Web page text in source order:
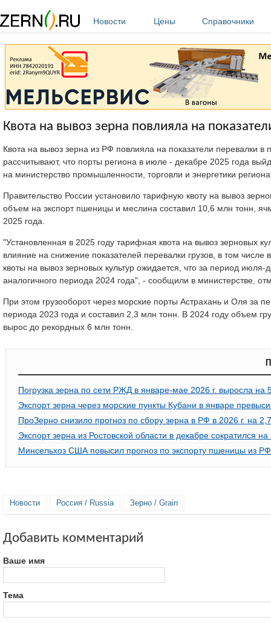
Новости
Цены Справочники
Квота на вывоз зерна повлияла на
Квота на вывоз зерна из РФ повлияла на показатели перевалки
рассчитывают, что порты региона в июле - декабре 2025 года
на министерство промышленности, торговли и энергетики
Правительство России установило тарифную квоту на вывоз
объем на экспорт пшеницы и меслина составил 10,6 млн тонн,
2025 года.
"Установленная в 2025 году тарифная квота на вывоз зерновых
влияние на снижение показателей перевалки грузов, в том
квоты на вывоз зерновых культур ожидается, что за период
аналогичного периода 2024 года", - сообщили в министерстве,
При этом грузооборот через морские порты Астрахань и Оля за
периода 2023 года и составил 2,3 млн тонн. В 2024 году объем
вырос до рекордных 6 млн тонн.
Погрузка зерна по сети РЖД в январе-мае 2026 г. выросла на
Экспорт зерна через морские пункты Кубани в январе
ПроЗерно снизило прогноз по сбору зерна в РФ в 2026 г. на
Экспорт зерна из Ростовской области в декабре сократился на
Минсельхоз США повысил прогноз по экспорту пшеницы из
Новости Россия / Russia Зерно / Grain
Добавить комментарий
Ваше имя
Тема